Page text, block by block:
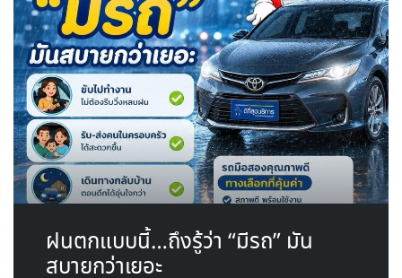
ฝนตกแบบนี้…ถึงรู้ว่า “มีรถ” มัน
สบายกว่าเยอะ